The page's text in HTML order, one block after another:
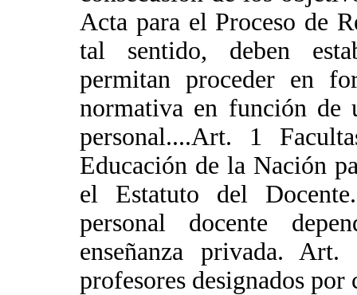
Acta para el Proceso de
tal sentido, deben
permitan proceder en
normativa en función de
personal....Art. 1
Educación de la Nación
el Estatuto del
personal docente
enseñanza privada.
profesores designados por